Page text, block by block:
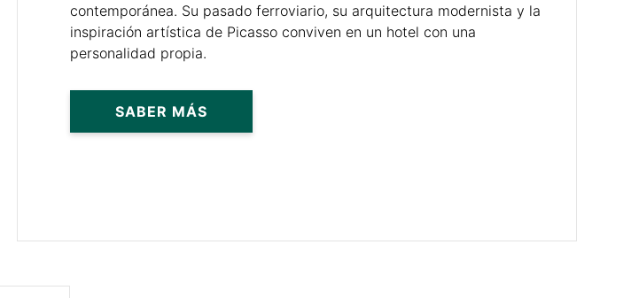
contemporánea. Su pasado ferroviario, su arquitectura modernista y la
inspiración artística de Picasso conviven en un hotel con una
personalidad propia.